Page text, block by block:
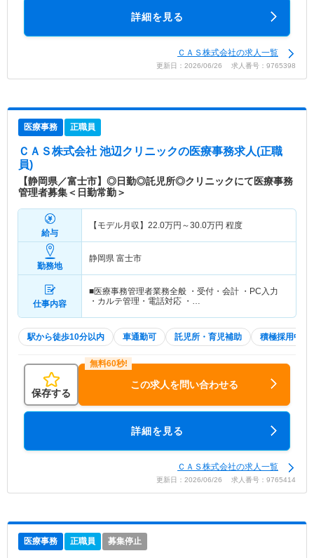
詳細を見る
ＣＡＳ株式会社の求人一覧
更新日：2026/06/26 求人番号：9765398
医療事務 正職員
ＣＡＳ株式会社 池辺クリニックの医療事務求人(正職
員)
【静岡県／富士市】◎日勤◎託児所◎クリニックにて医療事務
管理者募集＜日勤常勤＞
給与
【モデル月収】 22.0万円～30.0万円 程度
勤務地
静岡県 富士市
仕事内容
■医療事務管理者業務全般 ・受付・会計 ・PC入力
・カルテ管理・電話対応 ・…
駅から徒歩10分以内 車通勤可 託児所・育児補助 積極採用中
保存する
この求人を問い合わせる
詳細を見る
ＣＡＳ株式会社の求人一覧
更新日：2026/06/26 求人番号：9765414
医療事務 正職員 募集停止